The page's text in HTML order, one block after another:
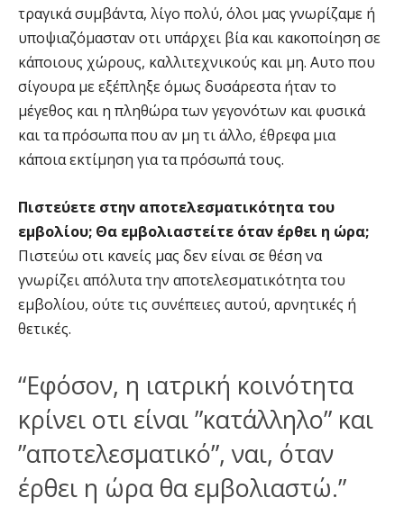
τραγικά συμβάντα, λίγο πολύ, όλοι μας γνωρίζαμε ή
υποψιαζόμασταν οτι υπάρχει βία και κακοποίηση σε
κάποιους χώρους, καλλιτεχνικούς και μη. Αυτο που
σίγουρα με εξέπληξε όμως δυσάρεστα ήταν το
μέγεθος και η πληθώρα των γεγονότων και φυσικά
και τα πρόσωπα που αν μη τι άλλο, έθρεφα μια
κάποια εκτίμηση για τα πρόσωπά τους.
Πιστεύετε στην αποτελεσματικότητα του
εμβολίου; Θα εμβολιαστείτε όταν έρθει η ώρα;
Πιστεύω οτι κανείς μας δεν είναι σε θέση να
γνωρίζει απόλυτα την αποτελεσματικότητα του
εμβολίου, ούτε τις συνέπειες αυτού, αρνητικές ή
θετικές.
“Εφόσον, η ιατρική κοινότητα
κρίνει οτι είναι ”κατάλληλο” και
”αποτελεσματικό”, ναι, όταν
έρθει η ώρα θα εμβολιαστώ.”